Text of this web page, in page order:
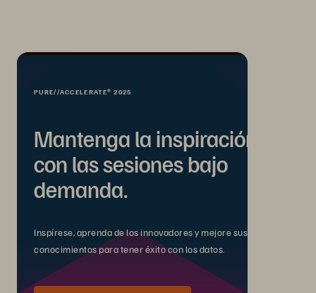
PURE//ACCELERATE® 2025
Mantenga la inspiración
con las sesiones bajo
demanda.
Inspírese, aprenda de los innovadores y mejore sus
conocimientos para tener éxito con los datos.